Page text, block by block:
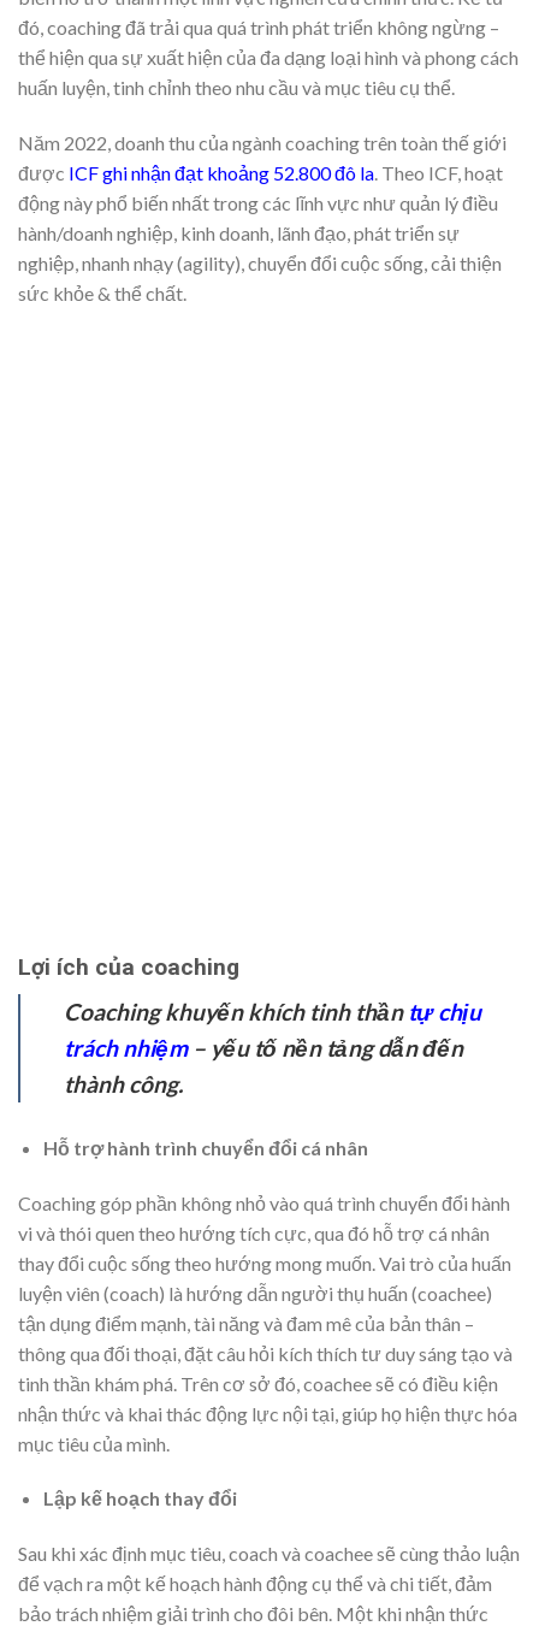
đó, coaching đã trải qua quá trình phát triển không ngừng –
thể hiện qua sự xuất hiện của đa dạng loại hình và phong cách
huấn luyện, tinh chỉnh theo nhu cầu và mục tiêu cụ thể.
Năm 2022, doanh thu của ngành coaching trên toàn thế giới
được ICF ghi nhận đạt khoảng 52.800 đô la . Theo ICF, hoạt
động này phổ biến nhất trong các lĩnh vực như quản lý điều
hành/doanh nghiệp, kinh doanh, lãnh đạo, phát triển sự
nghiệp, nhanh nhạy (agility), chuyển đổi cuộc sống, cải thiện
sức khỏe & thể chất.
Lợi ích của coaching
Coaching khuyến khích tinh thần tự chịu
trách nhiệm– yếu tố nền tảng dẫn đến
thành công.
Hỗ trợ hành trình chuyển đổi cá nhân
Coaching góp phần không nhỏ vào quá trình chuyển đổi hành
vi và thói quen theo hướng tích cực, qua đó hỗ trợ cá nhân
thay đổi cuộc sống theo hướng mong muốn. Vai trò của huấn
luyện viên (coach) là hướng dẫn người thụ huấn (coachee)
tận dụng điểm mạnh, tài năng và đam mê của bản thân –
thông qua đối thoại, đặt câu hỏi kích thích tư duy sáng tạo và
tinh thần khám phá. Trên cơ sở đó, coachee sẽ có điều kiện
nhận thức và khai thác động lực nội tại, giúp họ hiện thực hóa
mục tiêu của mình.
Lập kế hoạch thay đổi
Sau khi xác định mục tiêu, coach và coachee sẽ cùng thảo luận
để vạch ra một kế hoạch hành động cụ thể và chi tiết, đảm
bảo trách nhiệm giải trình cho đôi bên. Một khi nhận thức